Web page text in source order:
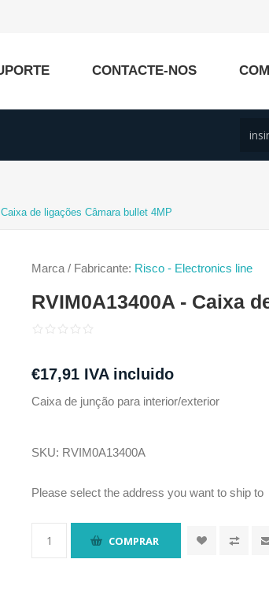
CONTACTE-NOS
de ligações Câmara bullet 4MP
Marca / Fabricante: Risco - Electronics line
RVIM0A13400A - Caixa
€17,91 IVA incluido
Caixa de junção para interior/exterior
SKU: RVIM0A13400A
Please select the address you want to ship to
COMPRAR